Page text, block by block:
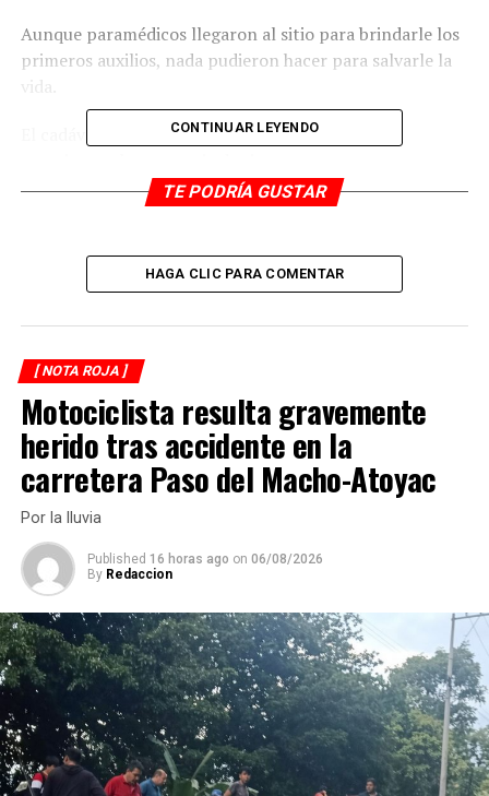
Aunque paramédicos llegaron al sitio para brindarle los
primeros auxilios, nada pudieron hacer para salvarle la
vida.
El cadáver fue trasladado al SEMEFO donde le
Matan a mujer a balazos
Dan 37 años de cárcel a La Carnicera
CONTINUAR LEYENDO
TE PODRÍA GUSTAR
HAGA CLIC PARA COMENTAR
[ NOTA ROJA ]
Motociclista resulta gravemente
herido tras accidente en la
carretera Paso del Macho-Atoyac
Por la lluvia
Published 16 horas ago on 06/08/2026
By Redaccion